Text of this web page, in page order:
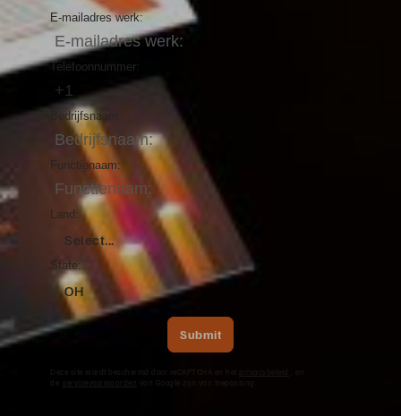
E-mailadres werk:
Telefoonnummer:
Bedrijfsnaam:
Functienaam:
Land:
Select...
State:
OH
Submit
Deze site wordt beschermd door reCAPTCHA en het
servicevoorwaarden